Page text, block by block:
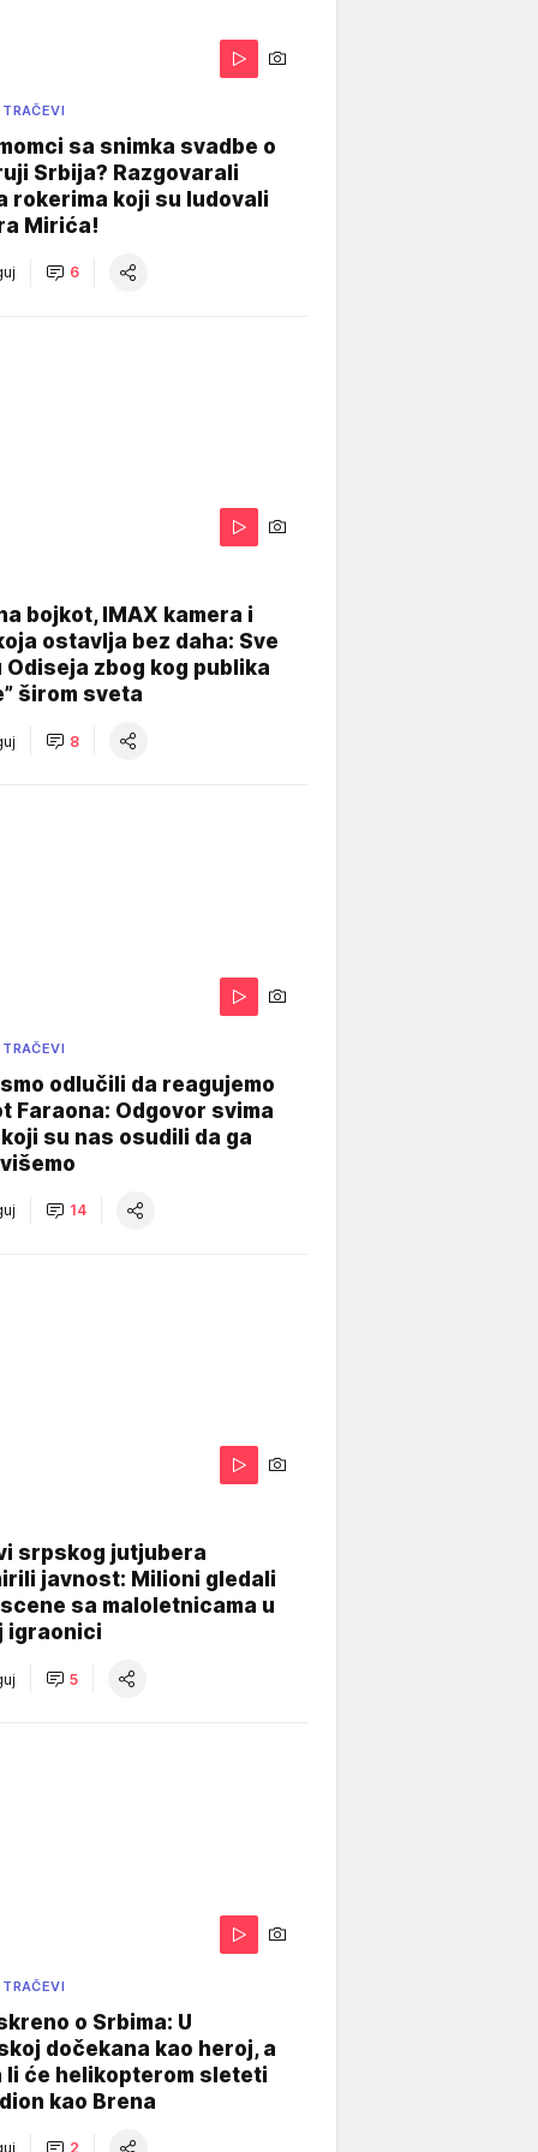
sa snimka svadbe o
Srbija? Razgovarali
rokerima koji su ludovali
Mirića!
6
bojkot, IMAX kamera i
ostavlja bez daha: Sve
Odiseja zbog kog publika
širom sveta
8
odlučili da reagujemo
Faraona: Odgovor svima
su nas osudili da ga
14
srpskog jutjubera
javnost: Milioni gledali
sa maloletnicama u
igraonici
5
o Srbima: U
dočekana kao heroj, a
li će helikopterom sleteti
kao Brena
2